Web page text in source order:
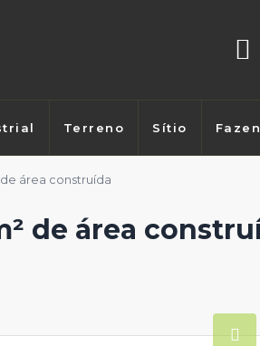
Terreno Sítio
área construída
de área